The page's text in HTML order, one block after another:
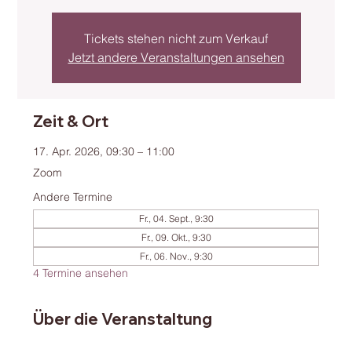
Tickets stehen nicht zum Verkauf
Jetzt andere Veranstaltungen ansehen
Zeit & Ort
17. Apr. 2026, 09:30 – 11:00
Zoom
Andere Termine
Fr., 04. Sept., 9:30
Fr., 09. Okt., 9:30
Fr., 06. Nov., 9:30
4 Termine ansehen
Über die Veranstaltung